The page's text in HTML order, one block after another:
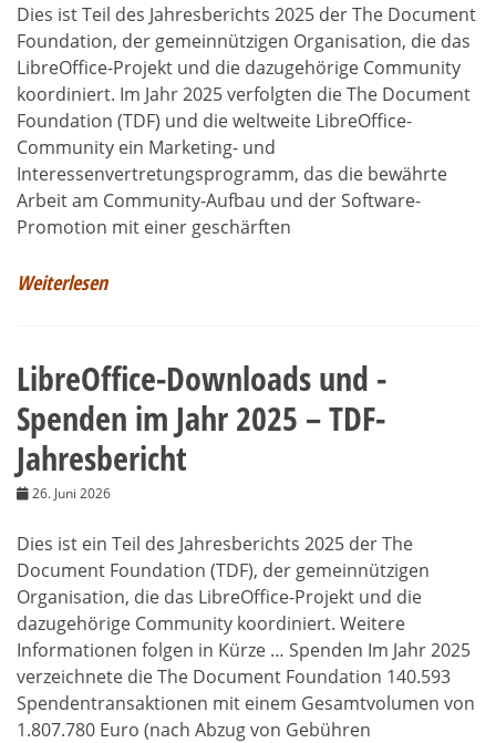
Dies ist Teil des Jahresberichts 2025 der The Document
Foundation, der gemeinnützigen Organisation, die das
LibreOffice-Projekt und die dazugehörige Community
koordiniert. Im Jahr 2025 verfolgten die The Document
Foundation (TDF) und die weltweite LibreOffice-
Community ein Marketing- und
Interessenvertretungsprogramm, das die bewährte
Arbeit am Community-Aufbau und der Software-
Promotion mit einer geschärften
Weiterlesen
LibreOffice-Downloads und -
Spenden im Jahr 2025 – TDF-
Jahresbericht
26. Juni 2026
Dies ist ein Teil des Jahresberichts 2025 der The
Document Foundation (TDF), der gemeinnützigen
Organisation, die das LibreOffice-Projekt und die
dazugehörige Community koordiniert. Weitere
Informationen folgen in Kürze … Spenden Im Jahr 2025
verzeichnete die The Document Foundation 140.593
Spendentransaktionen mit einem Gesamtvolumen von
1.807.780 Euro (nach Abzug von Gebühren